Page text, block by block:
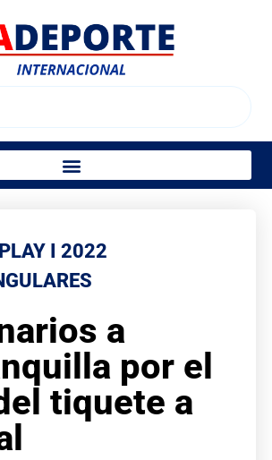
I 2022
a
por el
tiquete a